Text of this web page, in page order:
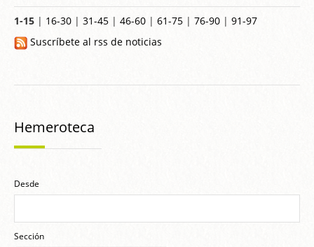
1-15 | 16-30 | 31-45 | 46-60 | 61-75 | 76-90 | 91-97
Suscríbete al rss de noticias
Hemeroteca
Desde
Sección